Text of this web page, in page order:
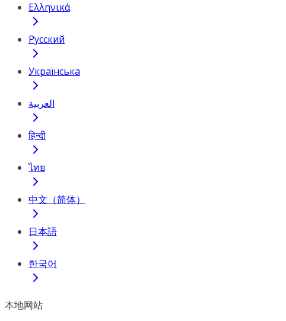
Ελληνικά
Русский
Українська
العربية
हिन्दी
ไทย
中文（简体）
日本語
한국어
本地网站